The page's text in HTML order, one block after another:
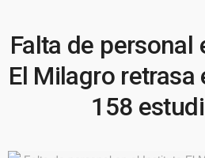
Falta de personal
El Milagro
158